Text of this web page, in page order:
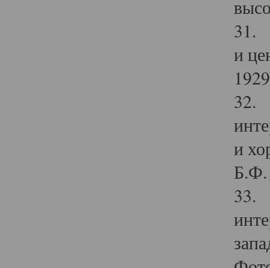
31.
и
32.
и
Б.Ф.
33.